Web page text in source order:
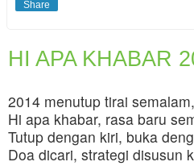
Share
HI APA KHABAR
2014 menutup tirai
Hi apa khabar, rasa baru
Tutup dengan kiri, buka
Doa dicari, strategi disusun